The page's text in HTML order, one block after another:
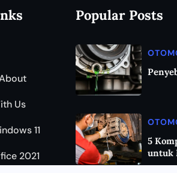
Us
11
2021
Popular Posts
5
untuk